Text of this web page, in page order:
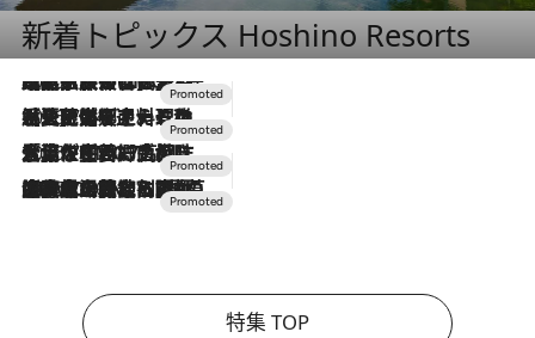
新着トピックス Hoshino Resorts
2026.7.31
【ホテル帰省】という選択肢をOMOが提案。家族とほどよい距離を保つには「昼は実家、夜は気兼ねなくホテルで！」
2026.7.24
【夏限定ディナーコース】旬を迎える稚鮎や花ズッキーニなどをイタリア・トスカーナの郷土料理の手法で満喫！
2026.7.17
「土佐和ハーブかき氷」がOMO7高知に登場！生姜、山椒、大葉など目にも舌にも涼を呼ぶ郷土の味
2026.7.10
NEW OPEN！【界 草津】名湯の地に誕生。趣の異なる2種の温泉と上州ならではの会席・蕎麦割烹など美食を味わう究極の癒やし旅
特集 TOP